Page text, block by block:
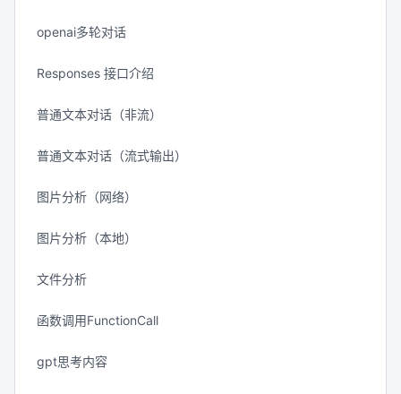
openai多轮对话
Responses 接口介绍
普通文本对话（非流）
普通文本对话（流式输出）
图片分析（网络）
图片分析（本地）
文件分析
函数调用FunctionCall
gpt思考内容